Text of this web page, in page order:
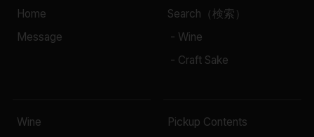
Home
Message
Search（検索）
- Wine
- Craft Sake
Wine
Pickup Contents